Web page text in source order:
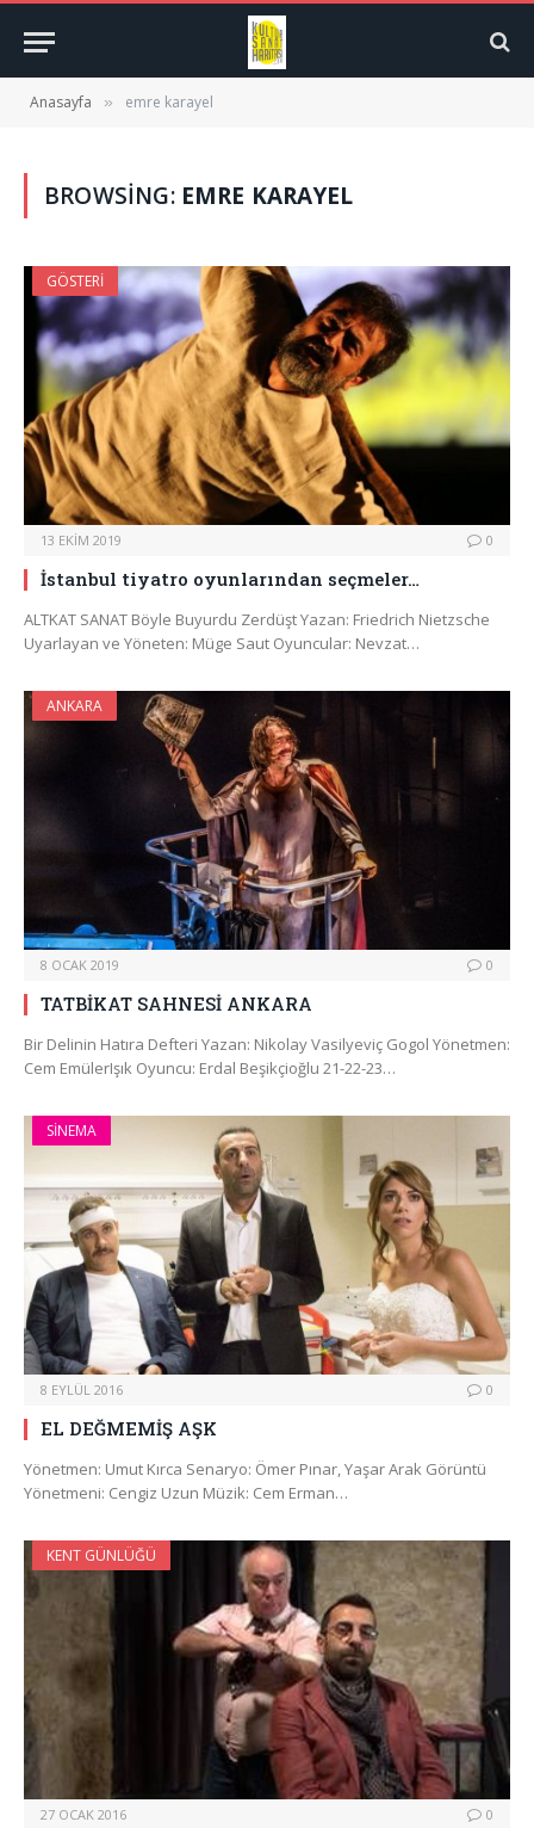
Anasayfa » emre karayel
BROWSING: EMRE KARAYEL
GÖSTERI
13 EKIM 2019 0
İstanbul tiyatro oyunlarından seçmeler…
ALTKAT SANAT Böyle Buyurdu Zerdüşt Yazan: Friedrich Nietzsche
Uyarlayan ve Yöneten: Müge Saut Oyuncular: Nevzat…
ANKARA
8 OCAK 2019 0
TATBİKAT SAHNESİ ANKARA
Bir Delinin Hatıra Defteri Yazan: Nikolay Vasilyeviç Gogol Yönetmen:
Cem EmülerIşık Oyuncu: Erdal Beşikçioğlu 21-22-23…
SINEMA
8 EYLÜL 2016 0
EL DEĞMEMİŞ AŞK
Yönetmen: Umut Kırca Senaryo: Ömer Pınar, Yaşar Arak Görüntü
Yönetmeni: Cengiz Uzun Müzik: Cem Erman…
KENT GÜNLÜĞÜ
27 OCAK 2016 0